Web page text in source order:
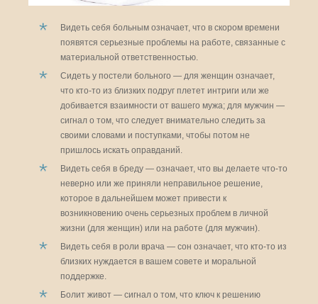
Видеть себя больным означает, что в скором времени
появятся серьезные проблемы на работе, связанные с
материальной ответственностью.
Сидеть у постели больного — для женщин означает,
что кто-то из близких подруг плетет интриги или же
добивается взаимности от вашего мужа; для мужчин —
сигнал о том, что следует внимательно следить за
своими словами и поступками, чтобы потом не
пришлось искать оправданий.
Видеть себя в бреду — означает, что вы делаете что-то
неверно или же приняли неправильное решение,
которое в дальнейшем может привести к
возникновению очень серьезных проблем в личной
жизни (для женщин) или на работе (для мужчин).
Видеть себя в роли врача — сон означает, что кто-то из
близких нуждается в вашем совете и моральной
поддержке.
Болит живот — сигнал о том, что ключ к решению